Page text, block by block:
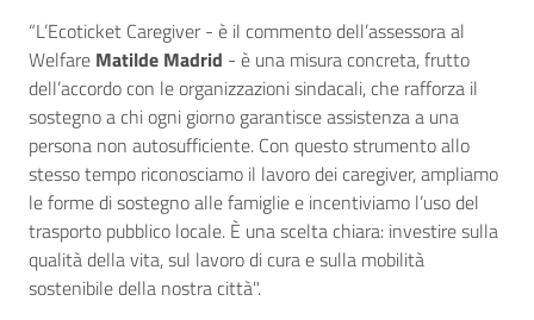
“L’Ecoticket Caregiver - è il commento dell’assessora al
Welfare Matilde Madrid - è una misura concreta, frutto
dell’accordo con le organizzazioni sindacali, che rafforza il
sostegno a chi ogni giorno garantisce assistenza a una
persona non autosufficiente. Con questo strumento allo
stesso tempo riconosciamo il lavoro dei caregiver, ampliamo
le forme di sostegno alle famiglie e incentiviamo l’uso del
trasporto pubblico locale. È una scelta chiara: investire sulla
qualità della vita, sul lavoro di cura e sulla mobilità
sostenibile della nostra città".